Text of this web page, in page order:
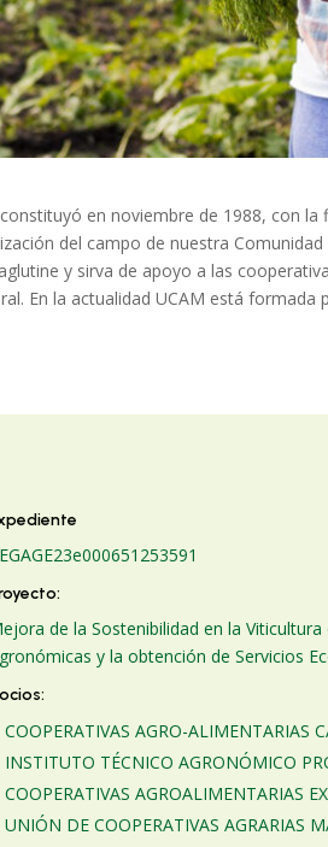
en noviembre de 1988, con
del campo de nuestra
y sirva de apoyo a las
En la actualidad UCAM está formada
1
de la Sostenibilidad en la
y la obtención de Servicios
COOPERATIVAS AGRO-ALIMENTARIAS
INSTITUTO TÉCNICO AGRONÓMICO
COOPERATIVAS AGROALIMENTARIAS
UNIÓN DE COOPERATIVAS AGRARIAS